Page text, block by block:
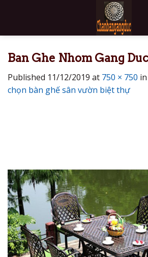
Ban Ghe Nhom Gang
Published 11/12/2019 at 750 × 750 in
chọn bàn ghế sân vườn biệt thự